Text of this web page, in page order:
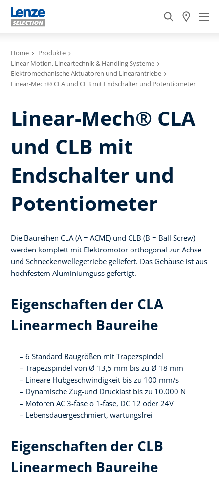
Home
Produkte
Linear Motion, Lineartechnik & Handling Systeme
Elektromechanische Aktuatoren und Linearantriebe
Linear-Mech® CLA und CLB mit Endschalter und Potentiometer
Linear-Mech® CLA
und CLB mit
Endschalter und
Potentiometer
Die Baureihen CLA (A = ACME) und CLB (B = Ball Screw)
werden komplett mit Elektromotor orthogonal zur Achse
und Schneckenwellegetriebe geliefert. Das Gehäuse ist aus
hochfestem Aluminiumguss gefertigt.
Eigenschaften der CLA
Linearmech Baureihe
6 Standard Baugrößen mit Trapezspindel
Trapezspindel von Ø 13,5 mm bis zu Ø 18 mm
Lineare Hubgeschwindigkeit bis zu 100 mm/s
Dynamische Zug-und Drucklast bis zu 10.000 N
Motoren AC 3-fase o 1-fase, DC 12 oder 24V
Lebensdauergeschmiert, wartungsfrei
Eigenschaften der CLB
Linearmech Baureihe